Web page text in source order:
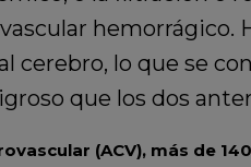
hemorrágico.
lo que se
que los dos
(ACV), más de